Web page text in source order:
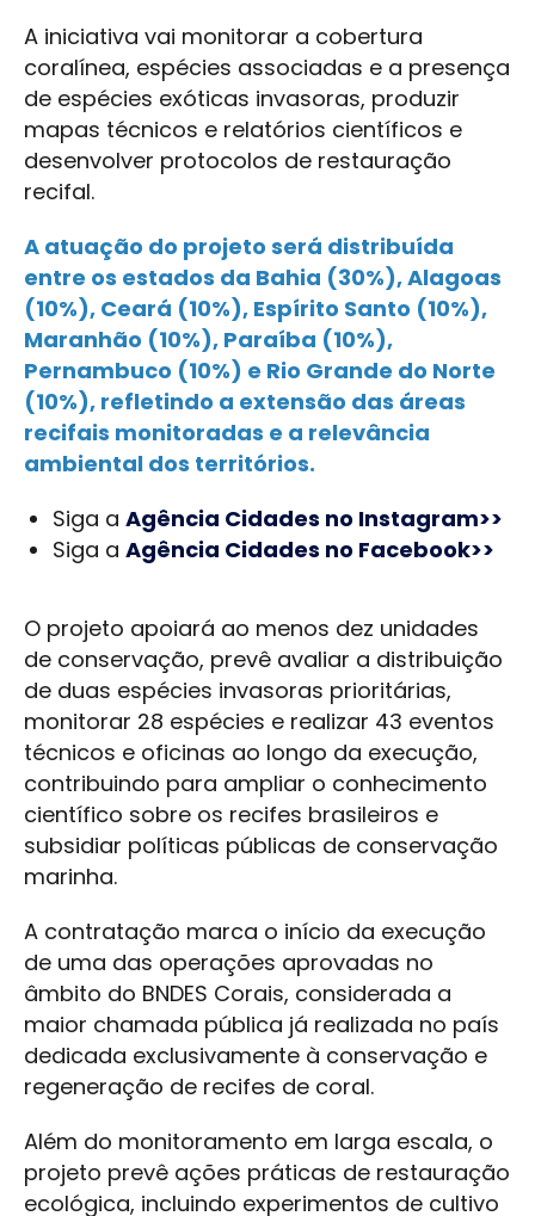
A iniciativa vai monitorar a cobertura
coralínea, espécies associadas e a presença
de espécies exóticas invasoras, produzir
mapas técnicos e relatórios científicos e
desenvolver protocolos de restauração
recifal.
A atuação do projeto será distribuída
entre os estados da Bahia (30%), Alagoas
(10%), Ceará (10%), Espírito Santo (10%),
Maranhão (10%), Paraíba (10%),
Pernambuco (10%) e Rio Grande do Norte
(10%), refletindo a extensão das áreas
recifais monitoradas e a relevância
ambiental dos territórios.
Siga a Agência Cidades no Instagram>>
Siga a Agência Cidades no Facebook>>
O projeto apoiará ao menos dez unidades
de conservação, prevê avaliar a distribuição
de duas espécies invasoras prioritárias,
monitorar 28 espécies e realizar 43 eventos
técnicos e oficinas ao longo da execução,
contribuindo para ampliar o conhecimento
científico sobre os recifes brasileiros e
subsidiar políticas públicas de conservação
marinha.
A contratação marca o início da execução
de uma das operações aprovadas no
âmbito do BNDES Corais, considerada a
maior chamada pública já realizada no país
dedicada exclusivamente à conservação e
regeneração de recifes de coral.
Além do monitoramento em larga escala, o
projeto prevê ações práticas de restauração
ecológica, incluindo experimentos de cultivo